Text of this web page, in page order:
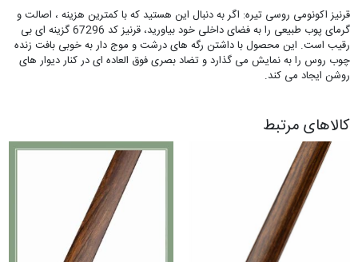
قرنیز اکونومی روسی تیره: اگر به دنبال این هستید که با کمترین هزینه ، اصالت و
گرمای پوب طبیعی را به فضای داخلی خود بیاورید، قرنیز کد 67296 گزینه ای بی
رقیب است. این محصول با داشتن رگه های درشت و موج دار به خوبی بافت زنده
چوب روس را به نمایش می گذارد و تضاد بصری فوق العاده ای در کنار دیوار های
روشن ایجاد می کند.
کالاهای مرتبط